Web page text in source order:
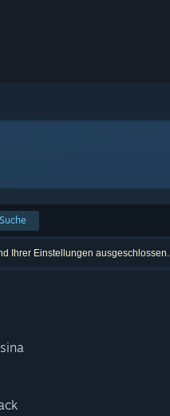
Suche
Ihrer Einstellungen ausgeschlossen.